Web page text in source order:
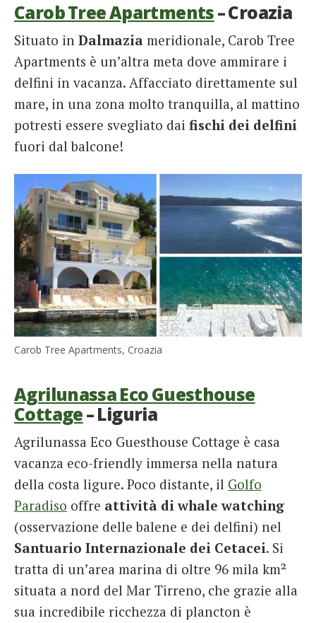
Carob Tree Apartments– Croazia
Situato in Dalmazia meridionale, Carob Tree
Apartments è un’altra meta dove ammirare i
delfini in vacanza. Affacciato direttamente sul
mare, in una zona molto tranquilla, al mattino
potresti essere svegliato dai fischi dei delfini
fuori dal balcone!
Carob Tree Apartments, Croazia
Agrilunassa Eco Guesthouse
Cottage– Liguria
Agrilunassa Eco Guesthouse Cottage è casa
vacanza eco-friendly immersa nella natura
della costa ligure. Poco distante, il Golfo
Paradiso offre attività di whale watching
(osservazione delle balene e dei delfini) nel
Santuario Internazionale dei Cetacei. Si
tratta di un’area marina di oltre 96 mila km²
situata a nord del Mar Tirreno, che grazie alla
sua incredibile ricchezza di plancton è